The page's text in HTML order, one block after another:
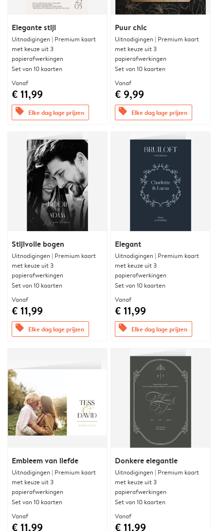
Elegante stijl
Uitnodigingen | Premium kaart
met keuze uit 3
papierafwerkingen
Set van 10 kaarten
Vanaf
€ 11,99
offers Elke dag lage prijzen
Puur chic
Uitnodigingen | Premium kaart
met keuze uit 3
papierafwerkingen
Set van 10 kaarten
Vanaf
€ 9,99
offers Elke dag lage prijzen
Stijlvolle bogen
Uitnodigingen | Premium kaart
met keuze uit 3
papierafwerkingen
Set van 10 kaarten
Vanaf
€ 11,99
offers Elke dag lage prijzen
Elegant
Uitnodigingen | Premium kaart
met keuze uit 3
papierafwerkingen
Set van 10 kaarten
Vanaf
€ 11,99
offers Elke dag lage prijzen
Embleem van liefde
Uitnodigingen | Premium kaart
met keuze uit 3
papierafwerkingen
Set van 10 kaarten
Vanaf
€ 11,99
Donkere elegantie
Uitnodigingen | Premium kaart
met keuze uit 3
papierafwerkingen
Set van 10 kaarten
Vanaf
€ 11,99